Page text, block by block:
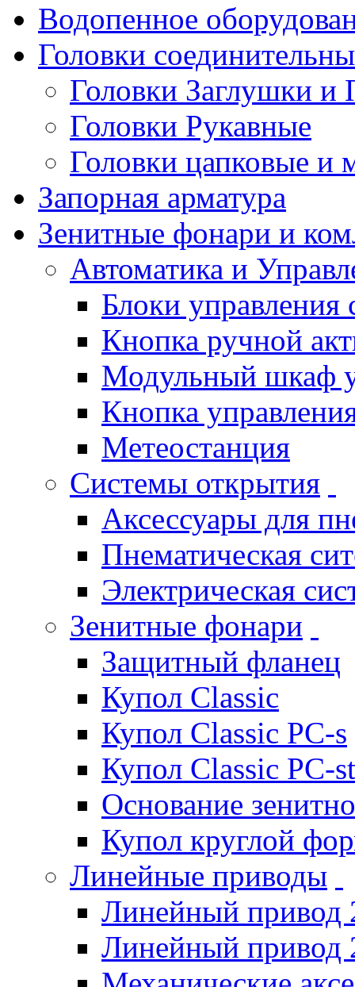
Водопенное
Головки
Головки Заглушки и
Головки Рукавные
Головки цапковые и
Запорная арматура
Зенитные фонари и
Автоматика и
Блоки
Кнопка ручной
Модульный шкаф
Кнопка
Метеостанция
Системы открытия
Аксессуары для
Пнематическая
Электрическая
Зенитные фонари
Защитный фланец
Купол Classic
Купол Classic PC-s
Купол Classic PC-st
Основание
Купол круглой
Линейные приводы
Линейный привод
Линейный привод